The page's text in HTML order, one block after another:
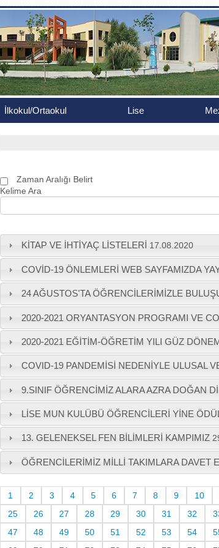
İlkokul/Ortaokul Lise
Zaman Aralığı Belirt
Kelime Ara
KİTAP VE İHTİYAÇ LİSTELERİ 17.08.2020
COVİD-19 ÖNLEMLERİ WEB SAYFAMIZDA
24 AĞUSTOS'TA ÖĞRENCİLERİMİZLE
2020-2021 ORYANTASYON PROGRAMI VE
2020-2021 EĞİTİM-ÖĞRETİM YILI GÜZ
COVID-19 PANDEMİSİ NEDENİYLE ULUSAL
9.SINIF ÖĞRENCİMİZ ALARA AZRA DOĞAN
LİSE MUN KULÜBÜ ÖĞRENCİLERİ YİNE
13. GELENEKSEL FEN BİLİMLERİ KAMPIMIZ
ÖĞRENCİLERİMİZ MİLLİ TAKIMLARA DAVET
1 2 3 4 5 6 7 8 9 10
25 26 27 28 29 30 31 32
47
48 49 50 51 52 53 54